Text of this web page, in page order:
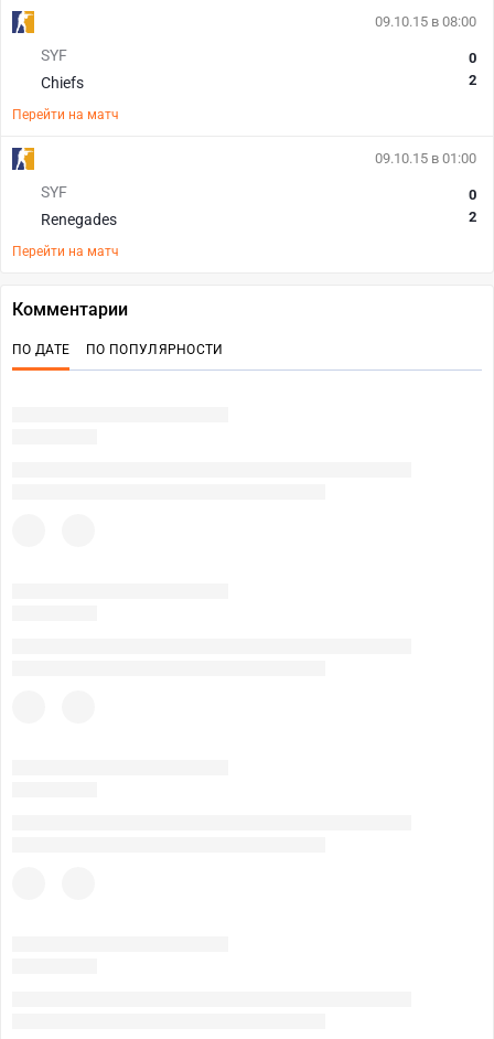
09.10.15 в 08:00
SYF
Chiefs
0
2
Перейти на матч
09.10.15 в 01:00
SYF
Renegades
0
2
Перейти на матч
Комментарии
ПО ДАТЕ ПО ПОПУЛЯРНОСТИ